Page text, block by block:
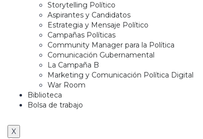
Storytelling Político
Aspirantes y Candidatos
Estrategia y Mensaje Político
Campañas Políticas
Community Manager para la Política
Comunicación Gubernamental
La Campaña B
Marketing y Comunicación Política Digital
War Room
Biblioteca
Bolsa de trabajo
X